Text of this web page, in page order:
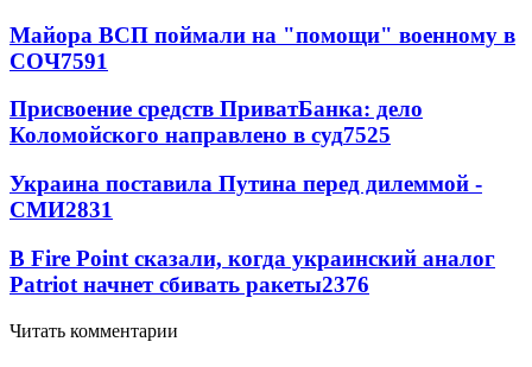
Майора ВСП поймали на "помощи" военному в
СОЧ7591
Присвоение средств ПриватБанка: дело
Коломойского направлено в суд7525
Украина поставила Путина перед дилеммой -
СМИ2831
В Fire Point сказали, когда украинский аналог
Patriot начнет сбивать ракеты2376
Читать комментарии